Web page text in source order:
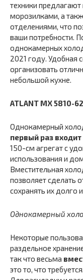
техники
морозилками, а
отделениями, что
ваши потребности.
однокамерных
2021 году. Удобная
организовать
небольшой кухне.
ATLANT МХ 5810-62
Однокамерный
первый раз
150-см агрегат с
использования и
Вместительная
позволяет сделать
сохранять их долго
Однокамерный
Некоторые
раздельное
так что весьма
это то, что требуется.